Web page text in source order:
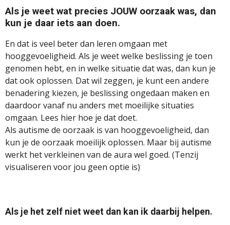
Als je weet wat precies JOUW oorzaak was, dan
kun je daar iets aan doen.
En dat is veel beter dan leren omgaan met
hooggevoeligheid. Als je weet welke beslissing je toen
genomen hebt, en in welke situatie dat was, dan kun je
dat ook oplossen. Dat wil zeggen, je kunt een andere
benadering kiezen, je beslissing ongedaan maken en
daardoor vanaf nu anders met moeilijke situaties
omgaan. Lees hier hoe je dat doet.
Als autisme de oorzaak is van hooggevoeligheid, dan
kun je de oorzaak moeilijk oplossen. Maar bij autisme
werkt het verkleinen van de aura wel goed. (Tenzij
visualiseren voor jou geen optie is)
Als je het zelf niet weet dan kan ik daarbij helpen.